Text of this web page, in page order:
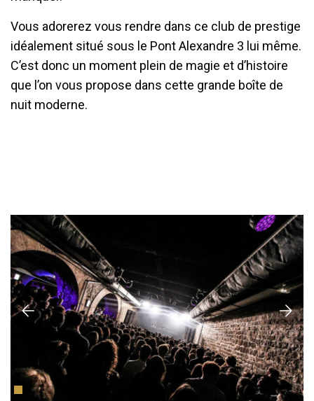
Vous adorerez vous rendre dans ce club de prestige
idéalement situé sous le Pont Alexandre 3 lui même.
C’est donc un moment plein de magie et d’histoire
que l’on vous propose dans cette grande boîte de
nuit moderne.